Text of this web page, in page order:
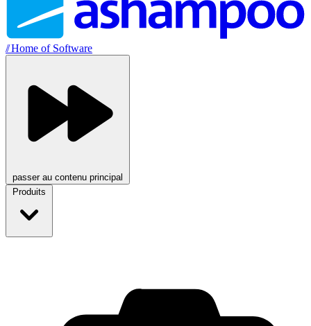
//Home of Software
passer au contenu principal
Produits